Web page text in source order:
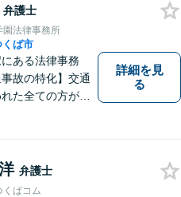
弁護士
園法律事務所
くば市
にある法律事務
故の特化】交通
た全ての方が適
を大切にし、最
導きます。
詳細を見
る
弁護士
くばコム